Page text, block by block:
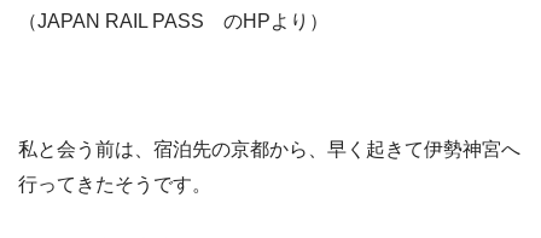
（JAPAN RAIL PASS のHPより）
私と会う前は、宿泊先の京都から、早く起きて伊勢神宮へ
行ってきたそうです。